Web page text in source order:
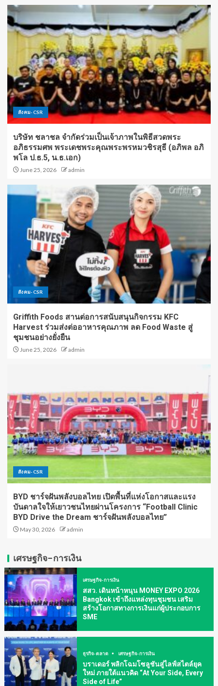
สังคม-CSR
บริษัท ชลาชล จำกัดร่วมเป็นเจ้าภาพในพิธีสวดพระ
อภิธรรมศพ พระเดชพระคุณพระพรหมวชิรสุธี (อภิพล อภิ
พโล ป.ธ.5, น.ธ.เอก)
June 25, 2026 admin
สังคม-CSR
Griffith Foods สานต่อการสนับสนุนกิจกรรม KFC
Harvest ร่วมส่งต่ออาหารคุณภาพ ลด Food Waste สู่
ชุมชนอย่างยั่งยืน
June 25, 2026 admin
สังคม-CSR
BYD ชาร์จฝันพลังบอลไทย เปิดพื้นที่แห่งโอกาสและแรง
บันดาลใจให้เยาวชนไทยผ่านโครงการ “Football Clinic
BYD Drive the Dream ชาร์จฝันพลังบอลไทย”
May 30, 2026 admin
เศรษฐกิจ-การเงิน
เศรษฐกิจ-การเงิน
สสว. เดินหน้าหนุน MONEY EXPO 2026
Bangkok เข้าถึงแหล่งทุนชุมชน เสริม
สร้างโอกาสทางการเงินแก่ผู้ประกอบการ
SME
ธุรกิจ-ตลาด เศรษฐกิจ-การเงิน
บราเดอร์ พลิกโฉมโซลูชันสู่ไลฟ์สไตล์ยุค
ใหม่ ภายใต้แนวคิด “At Your Side, Every
Side of Life”